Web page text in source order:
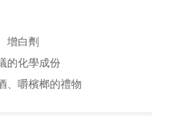
增白劑
的化學成份
、嚼檳榔的禮物